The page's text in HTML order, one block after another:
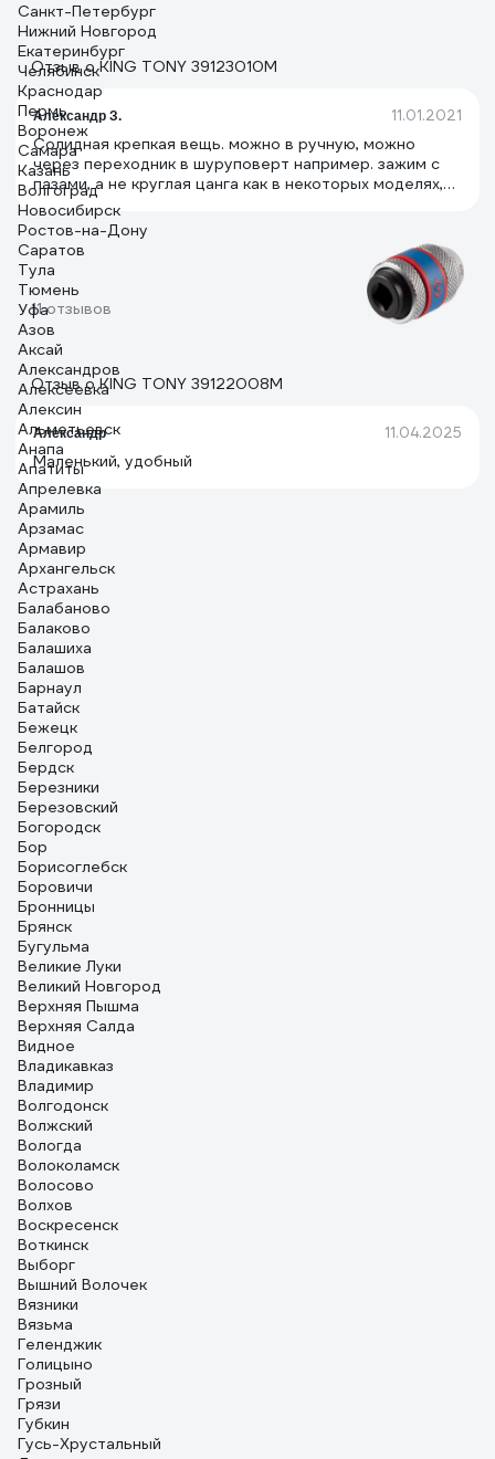
Отзыв о KING TONY 39123010M
Александр З. 11.01.2021
Солидная крепкая вещь. можно в ручную, можно
через переходник в шуруповерт например. зажим с
пазами, а не круглая цанга как в некоторых моделях,
должен хорошо держать. большую нагрузку не
пробовал, но должно все выдержать
11 отзывов
Отзыв о KING TONY 39122008M
Александр 11.04.2025
Маленький, удобный
Санкт-Петербург
Нижний Новгород
Екатеринбург
Челябинск
Краснодар
Пермь
Воронеж
Самара
Казань
Волгоград
Новосибирск
Ростов-на-Дону
Саратов
Тула
Тюмень
Уфа
Азов
Аксай
Александров
Алексеевка
Алексин
Альметьевск
Анапа
Апатиты
Апрелевка
Арамиль
Арзамас
Армавир
Архангельск
Астрахань
Балабаново
Балаково
Балашиха
Балашов
Барнаул
Батайск
Бежецк
Белгород
Бердск
Березники
Березовский
Богородск
Бор
Борисоглебск
Боровичи
Бронницы
Брянск
Бугульма
Великие Луки
Великий Новгород
Верхняя Пышма
Верхняя Салда
Видное
Владикавказ
Владимир
Волгодонск
Волжский
Вологда
Волоколамск
Волосово
Волхов
Воскресенск
Воткинск
Выборг
Вышний Волочек
Вязники
Вязьма
Геленджик
Голицыно
Грозный
Грязи
Губкин
Гусь-Хрустальный